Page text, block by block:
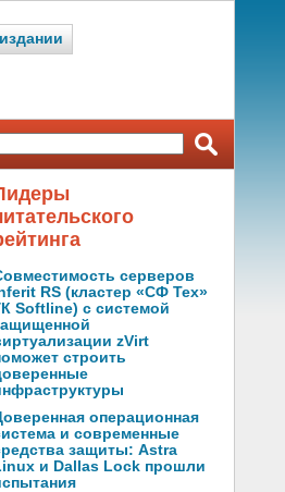
серверов
RS (кластер «СФ Тех»
Softline) с системой
zVirt
строить
операционная
и современные
защиты: Astra
и Dallas Lock прошли